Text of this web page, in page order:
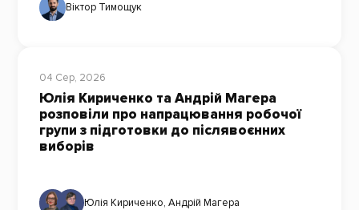
Віктор Тимощук
04 Сер, 2026
Юлія Кириченко та Андрій Магера
розповіли про напрацювання робочої
групи з підготовки до післявоєнних
виборів
Юлія Кириченко, Андрій Магера